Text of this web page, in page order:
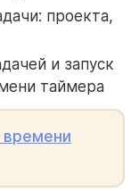
проекта,
и запуск
таймера
времени